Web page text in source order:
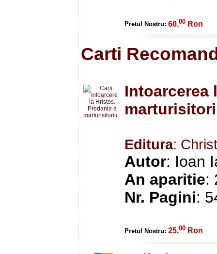
Pretul Nostru: 60.00 Ron
Carti
Intoarcerea
Editura:
Autor: Ioan
An aparitie:
Nr. Pagini:
Pretul Nostru: 25.00 Ron